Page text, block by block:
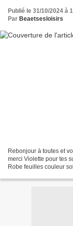
Publié le 31/10/2024 à
Par Beaetsesloisirs
Rebonjour à toutes et
merci Violette pour tes
Robe feuilles couleur